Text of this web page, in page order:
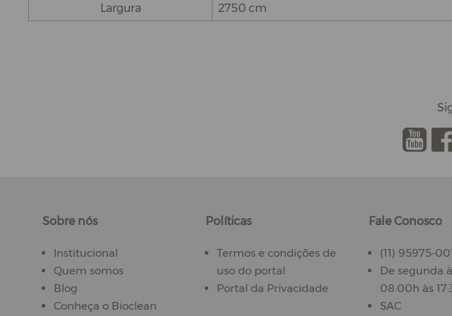
Largura
2750 cm
.
Sobre nós
Institucional
Quem somos
Blog
Conheça o Bioclean
Políticas
Termos e condições de
uso do portal
Portal da Privacidade
Fale Conosco
(11) 95975-
De segunda
08:00h às
SAC